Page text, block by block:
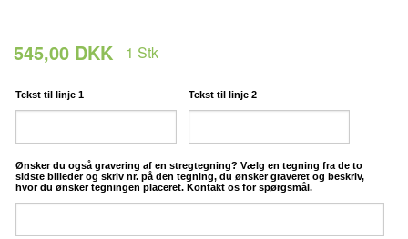
545,00 DKK 1 Stk
Tekst til linje 1 Tekst til linje 2
Ønsker du også gravering af en stregtegning? Vælg en tegning fra de to
sidste billeder og skriv nr. på den tegning, du ønsker graveret og beskriv,
hvor du ønsker tegningen placeret. Kontakt os for spørgsmål.